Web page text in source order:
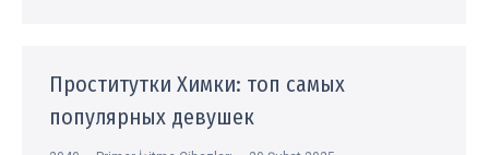
Проститутки Химки: топ самых
популярных девушек